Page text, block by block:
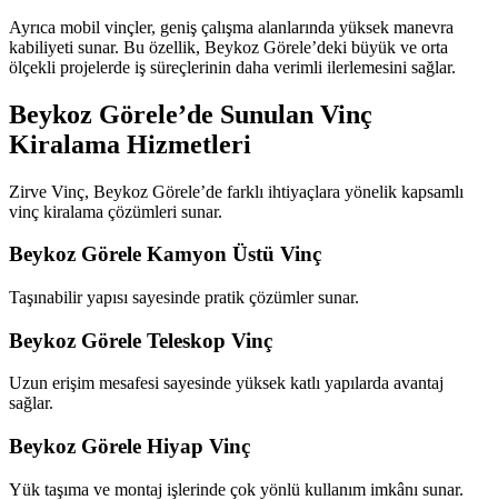
Ayrıca mobil vinçler, geniş çalışma alanlarında yüksek manevra
kabiliyeti sunar. Bu özellik, Beykoz Görele’deki büyük ve orta
ölçekli projelerde iş süreçlerinin daha verimli ilerlemesini sağlar.
Beykoz Görele’de Sunulan Vinç
Kiralama Hizmetleri
Zirve Vinç, Beykoz Görele’de farklı ihtiyaçlara yönelik kapsamlı
vinç kiralama çözümleri sunar.
Beykoz Görele Kamyon Üstü Vinç
Taşınabilir yapısı sayesinde pratik çözümler sunar.
Beykoz Görele Teleskop Vinç
Uzun erişim mesafesi sayesinde yüksek katlı yapılarda avantaj
sağlar.
Beykoz Görele Hiyap Vinç
Yük taşıma ve montaj işlerinde çok yönlü kullanım imkânı sunar.